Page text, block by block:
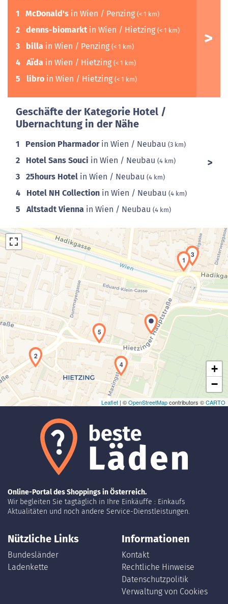
1 McDonald's in Wien / Penzing (< 1 km)
2 denns-biomarkt in Wien / Hietzing (< 1 km)
3 billa in Wien / Penzing (< 1 km)
4 Aïda in Wien / Hietzing (< 1 km)
5 libro in Wien / Hietzing (< 1 km)
Geschäfte der Kategorie Hotel /
Ubernachtung in der Nähe
1 Pension Pharmadorin Wien / Neubau (3 km)
2 Hotel Sans Souci in Wien / Neubau (4 km)
3 25hours Hotel in Wien / Neubau (4 km)
4 Hotel NH Collection in Wien / Neubau (4 km)
5 Altstadt Vienna in Wien / Neubau (4 km)
Laden der Karte...
1
2
3
4
5
+
−
Leaflet | ©OpenStreetMapcontributors ©CARTO
Online-Portal des Shoppings in Österreich.
Wir begleiten Sie tagtäglich in Ihre Einkäuffe : Einkaufs
Aktualitäten und noch andere Service-Dienstleistungen.
Nützliche Links
Bundesländer
Ladenkette
Informationen
Kontakt
Rechtliche Hinweise
Datenschutzpolitik
Verwaltung von Cookies